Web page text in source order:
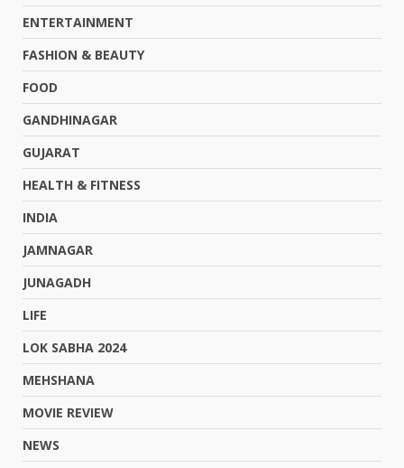
ENTERTAINMENT
FASHION & BEAUTY
FOOD
GANDHINAGAR
GUJARAT
HEALTH & FITNESS
INDIA
JAMNAGAR
JUNAGADH
LIFE
LOK SABHA 2024
MEHSHANA
MOVIE REVIEW
NEWS